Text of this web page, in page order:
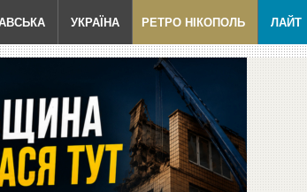
УКРАЇНА РЕТРО НІКОПОЛЬ ЛАЙТ